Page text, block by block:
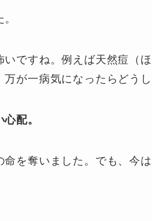
いですね。例えば天然痘（
が一病気になったらどうし
配。
を奪いました。でも、今